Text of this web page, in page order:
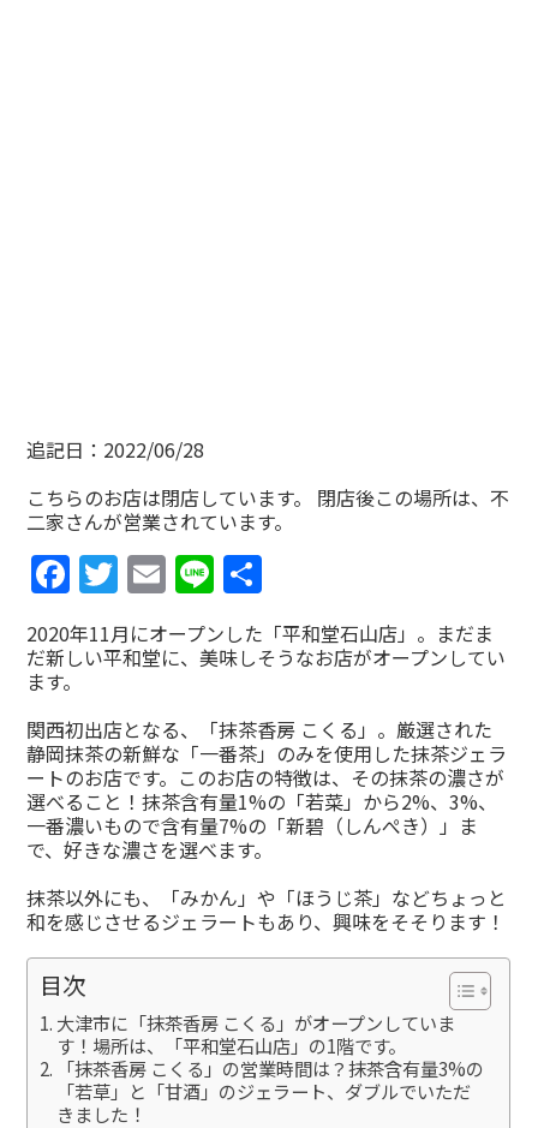
追記日：2022/06/28
こちらのお店は閉店しています。 閉店後この場所は、不
二家さんが営業されています。
Facebook
Twitter
Email
Line
有
2020年11月にオープンした「平和堂石山店」。まだま
だ新しい平和堂に、美味しそうなお店がオープンしてい
ます。
関西初出店となる、「抹茶香房 こくる」。厳選された
静岡抹茶の新鮮な「一番茶」のみを使用した抹茶ジェラ
ートのお店です。このお店の特徴は、その抹茶の濃さが
選べること！抹茶含有量1%の「若菜」から2%、3%、
一番濃いもので含有量7%の「新碧（しんぺき）」ま
で、好きな濃さを選べます。
抹茶以外にも、「みかん」や「ほうじ茶」などちょっと
和を感じさせるジェラートもあり、興味をそそります！
目次
大津市に「抹茶香房 こくる」がオープンしていま
す！場所は、「平和堂石山店」の1階です。
「抹茶香房 こくる」の営業時間は？抹茶含有量3%の
「若草」と「甘酒」のジェラート、ダブルでいただ
きました！